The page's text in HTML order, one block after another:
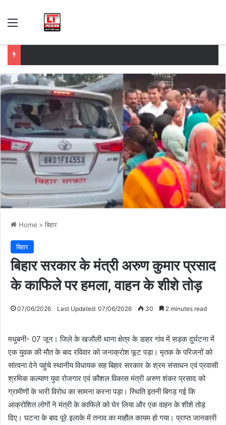
Menu
Home > बिहार
बिहार
बिहार सरकार के मंत्री अरुण कुमार प्रसाद
के काफिले पर हमला, वाहन के शीशे तोड़
07/06/2026 Last Updated: 07/06/2026 30 2 minutes read
मधुबनी- 07 जून। जिले के खजौली थाना क्षेत्र के डाहर गांव में सड़क दुर्घटना में
एक युवक की मौत के बाद रविवार को जनाक्रोश फूट पड़ा। मृतक के परिजनों को
सांत्वना देने पहुंचे स्थानीय विधायक सह बिहार सरकार के श्रम संसाधन एवं प्रवासी
श्रमिक कल्याण युवा रोजगार एवं कौशल विकास मंत्री अरुण शंकर प्रसाद को
ग्रामीणों के भारी विरोध का सामना करना पड़ा। स्थिति इतनी बिगड़ गई कि
आक्रोशित लोगों ने मंत्री के काफिले को घेर लिया और एक वाहन के शीशे तोड़
दिए। घटना के बाद पूरे इलाके में तनाव का माहौल कायम हो गया। प्राप्त जानकारी